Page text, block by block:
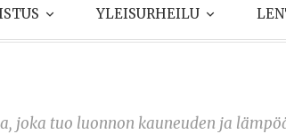
YLEISURHEILU
joka tuo luonnon kauneuden ja